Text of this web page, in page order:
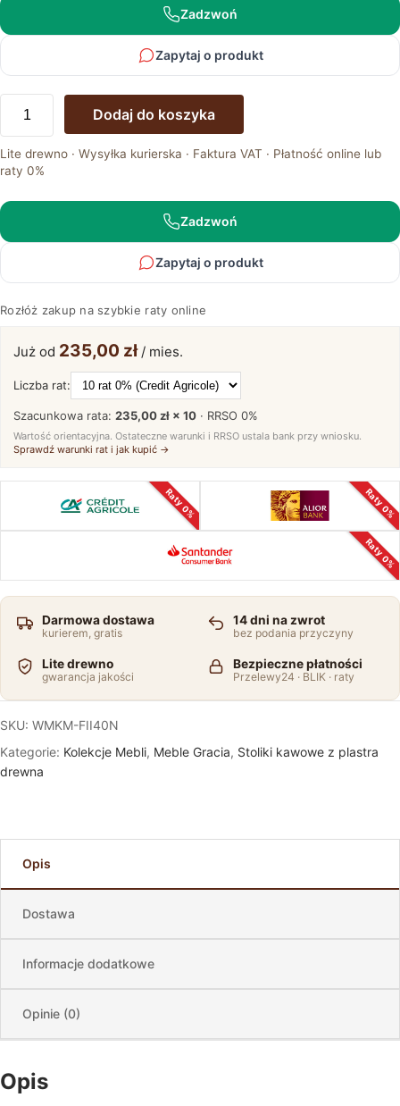
Zadzwoń
Zapytaj o produkt
Stolik
Okolicznościowy
z
Dębowego
Drewna
Typ
(N)
Dodaj do koszyka
Lite drewno · Wysyłka kurierska · Faktura VAT · Płatność online lub
raty 0%
Zadzwoń
Zapytaj o produkt
Rozłóż zakup na szybkie raty online
Już od 235,00 zł/ mies.
Liczba rat:
Szacunkowa rata: 235,00 zł × 10 · RRSO 0%
Wartość orientacyjna. Ostateczne warunki i RRSO ustala bank przy wniosku.
Sprawdź warunki rat i jak kupić →
Raty 0%
Raty 0%
Raty 0%
Darmowa dostawa
kurierem, gratis
14 dni na zwrot
bez podania przyczyny
Lite drewno
gwarancja jakości
Bezpieczne płatności
Przelewy24 · BLIK · raty
SKU: WMKM-FII40N
Kategorie: Kolekcje Mebli, Meble Gracia, Stoliki kawowe z plastra
drewna
Opis
Dostawa
Informacje dodatkowe
Opinie (0)
Opis